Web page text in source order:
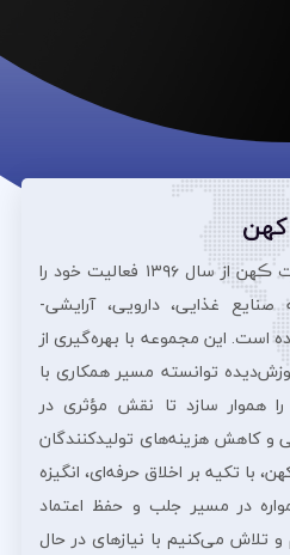
کهن
شرڪت بازرگانی رهروان تجارت ڪهن از سال ۱۳۹۶ فعالیت خود را
صنایع غذایی، دارویی، آرایشی‌-
است. این مجموعه با بهره‌گیری از
توانسته مسیر همکاری با
را هموار سازد تا نقش مؤثری در
و کاهش هزینه‌های تولیدکنندگان
با تکیه بر اخلاق حرفه‌ای، انگیزه
در مسیر جلب و حفظ اعتماد
و تلاش می‌کنیم با نیازهای در حال